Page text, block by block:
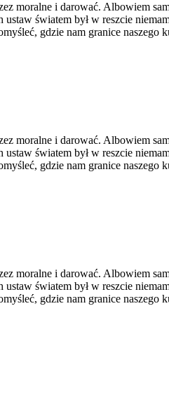
moralne i darować. Albowiem
światem był w reszcie
gdzie nam granice
moralne i darować. Albowiem
światem był w reszcie
gdzie nam granice
moralne i darować. Albowiem
światem był w reszcie
gdzie nam granice